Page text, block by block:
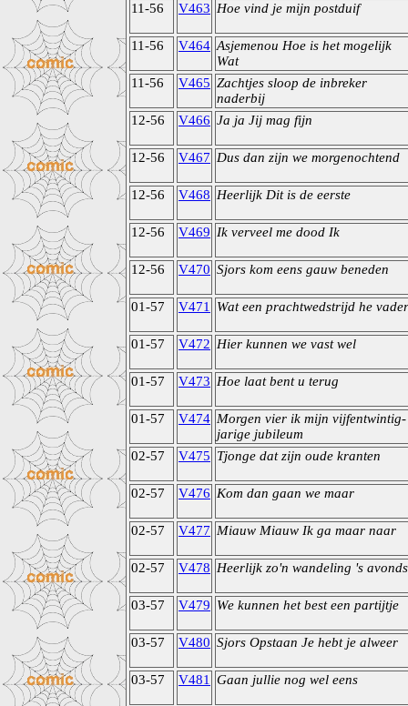
11-56 V463 Hoe vind je mijn postduif
11-56 V464 Asjemenou Hoe is het mogelijk
Wat
11-56
V465 Zachtjes sloop de inbreker
naderbij
12-56
V466 Ja ja Jij mag fijn
12-56 V467 Dus dan zijn we morgenochtend
12-56 V468 Heerlijk Dit is de eerste
12-56 V469 Ik verveel me dood Ik
12-56 V470 Sjors kom eens gauw beneden
01-57 V471 Wat een prachtwedstrijd he vader
01-57 V472 Hier kunnen we vast wel
01-57 V473 Hoe laat bent u terug
01-57 V474 Morgen vier ik mijn vijfentwintig-
jarige jubileum
02-57
V475 Tjonge dat zijn oude kranten
02-57 V476 Kom dan gaan we maar
02-57 V477 Miauw Miauw Ik ga maar naar
02-57 V478 Heerlijk zo'n wandeling 's avonds
03-57 V479 We kunnen het best een partijtje
03-57 V480 Sjors Opstaan Je hebt je alweer
03-57 V481 Gaan jullie nog wel eens